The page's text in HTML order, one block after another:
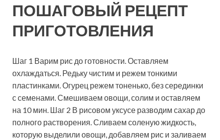
ПОШАГОВЫЙ РЕЦЕПТ
ПРИГОТОВЛЕНИЯ
Шаг 1 Варим рис до готовности. Оставляем
охлаждаться. Редьку чистим и режем тонкими
пластинками. Огурец режем тоненько, без серединки
с семенами. Смешиваем овощи, солим и оставляем
на 10 мин. Шаг 2 В рисовом уксусе разводим сахар до
полного растворения. Сливаем соленую жидкость,
которую выделили овощи, добавляем рис и заливаем